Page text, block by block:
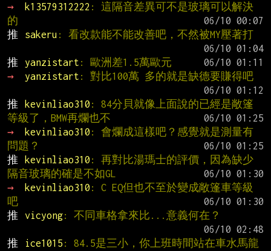
→
k13579312222 : 這隔音差異可不是玻璃可以解決
的
推
sakeru : 看改款能不能改善吧，不然被MY壓著打
推
yanzistart : 歐洲差1.5萬歐元
→
yanzistart : 對比100萬 多的就是缺德要賺得吧
推
kevinliao310 : 84分貝就像上面說的已經是敞篷
等級了，BMW再爛也不
→
kevinliao310 : 會爛成這樣吧？感覺就是測量有
問題？
推
kevinliao310 : 再對比湯瑪士的評價，因為缺少
隔音玻璃的確是不如GL
→
kevinliao310 : C EQ但也不至於變成敞篷車等級
吧
推
vicyong: 不同車格拿來比...意義何在？
推
ice1015 : 84.5是三小，你上班時間站在車水馬龍